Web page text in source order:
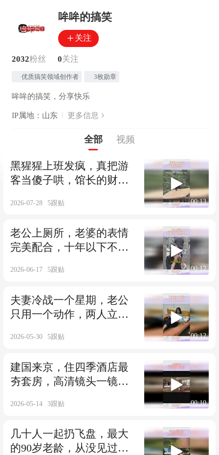
哞哞的搞笑
关注
2032粉丝 0关注
优质搞笑领域创作者 3枚勋章
哞哞的搞笑，分享快乐
IP属地：山东 更多信息
全部 视频
黑猩猩上班发疯，真把游
客当傻子哄，馆长的财神
2026-07-28 5跟贴 00:13
老公上厕所，老婆的表情
完美配合，十年以下不可
2026-06-17 5跟贴 00:12
夫妻冷战一个星期，老公
只用一个动作，两人立马
2026-05-30 5跟贴 00:12
建国来京，住四季酒店最
夯套房，高清镜头一镜到
2026-05-14 3跟贴 00:10
几十人一起扔飞盘，最大
的90岁老龄，从没见过如